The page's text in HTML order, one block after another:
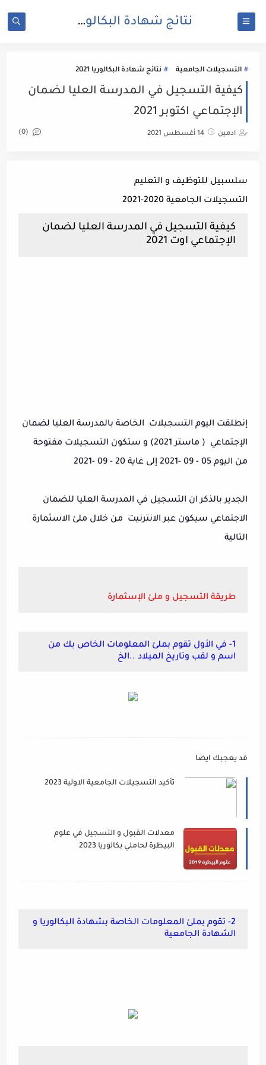
نتائج شهادة البكالوريا 2025 | bac.onec.dz
التسجيلات الجامعية نتائج شهادة البكالوريا 2021
كيفية التسجيل في المدرسة العليا لضمان
الإجتماعي اكتوبر 2021
ادمين 14 أغسطس 2021 (0)
سلسبيل للتوظيف و التعليم
التسجيلات الجامعية 2020-2021
كيفية التسجيل في المدرسة العليا لضمان
الإجتماعي اوت 2021
إنطلقت اليوم التسجيلات الخاصة بالمدرسة العليا لضمان
الإجتماعي ( ماستر 2021) و ستكون التسجيلات مفتوحة
من اليوم 05 - 09 -2021 إلى غاية 20 - 09 -2021
الجدير بالذكر ان التسجيل في المدرسة العليا للضمان
الاجتماعي سيكون عبر الانترنيت من خلال ملئ الاسثمارة
التالية
طريقة التسجيل و ملئ الإسثمارة
1- في الأول تقوم بملئ المعلومات الخاص بك من
اسم و لقب وتاريخ الميلاد ..الخ
قد يعجبك ايضا
تأكيد التسجيلات الجامعية الاولية 2023
معدلات القبول و التسجيل في علوم
البيطرة لحاملي بكالوريا 2023
2- تقوم بملئ المعلومات الخاصة بشهادة البكالوريا و
الشهادة الجامعية